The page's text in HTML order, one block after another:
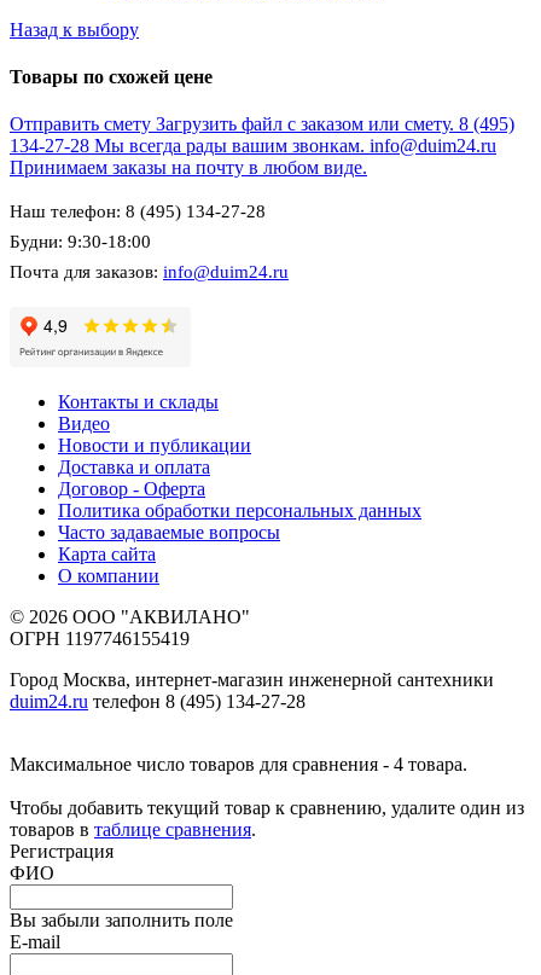
Назад к выбору
Товары по схожей цене
Отправить смету Загрузить файл с заказом или смету. 8 (495)
134-27-28 Мы всегда рады вашим звонкам. info@duim24.ru
Принимаем заказы на почту в любом виде.
Наш телефон: 8 (495) 134-27-28
Будни: 9:30-18:00
Почта для заказов: info@duim24.ru
Контакты и склады
Видео
Новости и публикации
Доставка и оплата
Договор - Оферта
Политика обработки персональных данных
Часто задаваемые вопросы
Карта сайта
О компании
© 2026 ООО "АКВИЛАНО"
ОГРН 1197746155419
Город Москва, интернет-магазин инженерной сантехники
duim24.ru телефон 8 (495) 134-27-28
Максимальное число товаров для сравнения - 4 товара.
Чтобы добавить текущий товар к сравнению, удалите один из
товаров в таблице сравнения.
Регистрация
ФИО
Вы забыли заполнить поле
E-mail